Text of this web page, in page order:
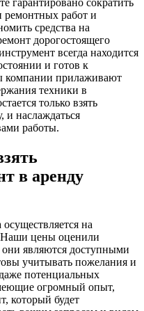
гарантировано сократить
ремонтных работ и
средства на
дорогостоящего
всегда находится
и готов к
компании прилаживают
техники в
только взять
и наслаждаться
работы.
в аренду
на
Наши цены оценили
они являются доступными
учитывать пожелания и
потенциальных
огромный опыт,
который будет